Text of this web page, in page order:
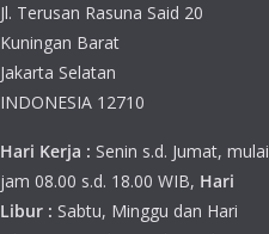
Jl. Terusan Rasuna Said 20
Kuningan Barat
Jakarta Selatan
INDONESIA 12710
Hari Kerja : Senin s.d. Jumat, mulai
jam 08.00 s.d. 18.00 WIB, Hari
Libur : Sabtu, Minggu dan Hari